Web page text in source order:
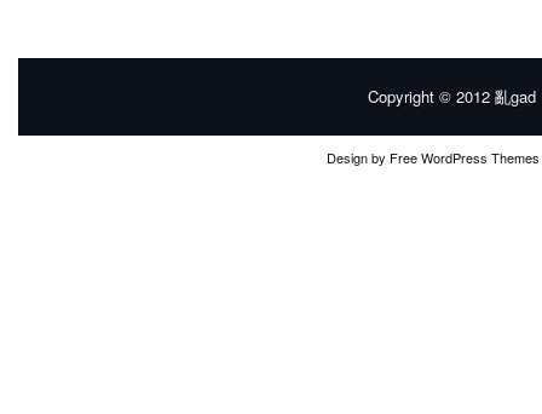
Copyright © 2012 亂gad
Design by Free WordPress Themes